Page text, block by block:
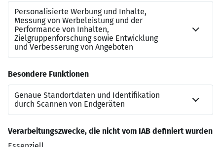
Ende der Bewerbungsfrist ist der 29.06.2026.
Hinweise zum Datenschutz finden Sie hier.
Zur&uuml;ck zu den Stellenangeboten
Stelle teilen: